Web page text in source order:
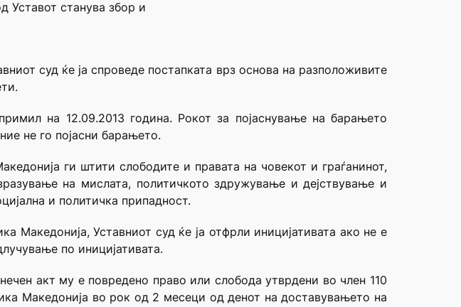
Уставот станува збор и
суд ќе ја спроведе постапката врз основа на разположивите
на 12.09.2013 година. Рокот за појаснување на барањето
не го појасни барањето.
ги штити слободите и правата на човекот и граѓанинот,
на мислата, политичкото здружување и дејствување и
и политичка припадност.
Македонија, Уставниот суд ќе ја отфрли иницијативата ако не е
по иницијативата.
акт му е повредено право или слобода утврдени во член 110
Македонија во рок од 2 месеци од денот на доставувањето на